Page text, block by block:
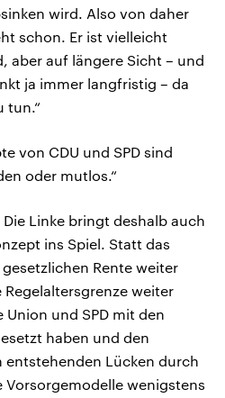
wird. Also von daher
schon. Er ist vielleicht
aber auf längere Sicht – und
ja immer langfristig – da
tun.“
von CDU und SPD sind
oder mutlos.“
Linke bringt deshalb auch
ins Spiel. Statt das
Rente weiter
weiter
und SPD mit den
haben und den
entstehenden Lücken durch
wenigstens